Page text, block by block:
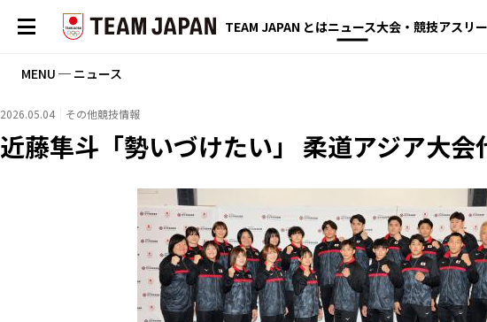
TEAM JAPAN とはニュース大会・競技アスリ
MENU ─ ニュース
2026.05.04 その他競技情報
近藤隼斗「勢いづけたい」 柔道アジア大会